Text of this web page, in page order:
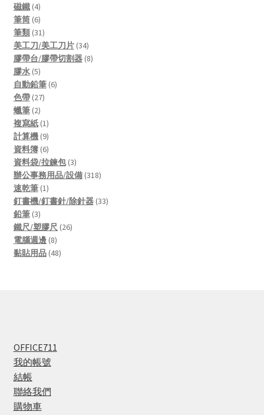
磁鐵 44
products
筆筒 66
products
筆類 3131
products
美工刀/美工刀片 3434
products
膠帶台/膠帶切割器 88
膠水 55
products
自動鉛筆 66
色帶 2727
蠟筆 22
products
複寫紙 11
product
計算機 99
products
資料簿 66
products
資料袋/拉鍊包 33
products
辦公事務用品/設備 318318
速乾筆 11
product
釘書機/釘書針/除針器 3333
鉛筆 33
products
鐵尺/塑膠尺 2626
電腦週邊 88
products
黏貼用品 4848
OFFICE711
我的帳號
結帳
聯絡我們
購物車